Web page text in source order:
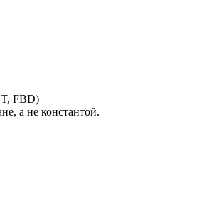
FBD)
а не константой.